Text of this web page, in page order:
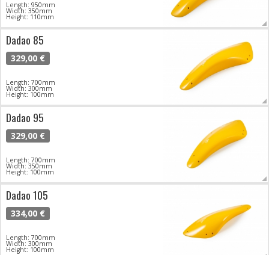
Length: 950mm
Width: 350mm
Height: 110mm
Dadao 85
329,00 €
Length: 700mm
Width: 300mm
Height: 100mm
Dadao 95
329,00 €
Length: 700mm
Width: 350mm
Height: 100mm
Dadao 105
334,00 €
Length: 700mm
Width: 300mm
Height: 100mm